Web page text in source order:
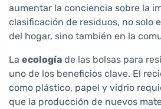
aumentar la conciencia sobre la
clasificación de residuos, no solo
del hogar, sino también en la
La ecología de las bolsas para
uno de los beneficios clave. El
como plástico, papel y vidrio
que la producción de nuevos